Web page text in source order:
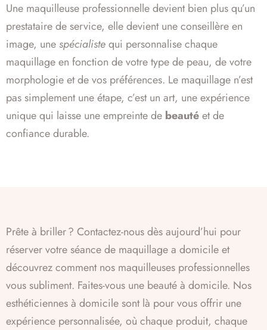
Une maquilleuse professionnelle devient bien plus qu’un
prestataire de service, elle devient une conseillère en
image, une spécialistequi personnalise chaque
maquillage en fonction de votre type de peau, de votre
morphologie et de vos préférences. Le maquillage n’est
pas simplement une étape, c’est un art, une expérience
unique qui laisse une empreinte de beautéet de
confiance durable.
Prête à briller ? Contactez-nous dès aujourd’hui pour
réserver votre séance de maquillage a domicile et
découvrez comment nos maquilleuses professionnelles
vous subliment. Faites-vous une beauté à domicile. Nos
esthéticiennes à domicile sont là pour vous offrir une
expérience personnalisée, où chaque produit, chaque